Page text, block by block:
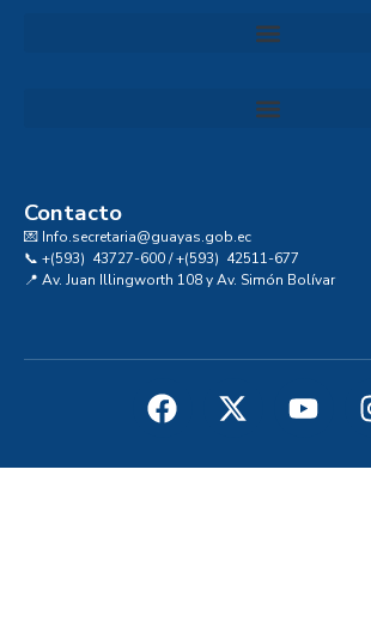
Contacto
💌 Info.secretaria@guayas.gob.ec
📞 +(593) 43727-600 / +(593) 42511-677
📍 Av. Juan Illingworth 108 y Av. Simón Bolívar